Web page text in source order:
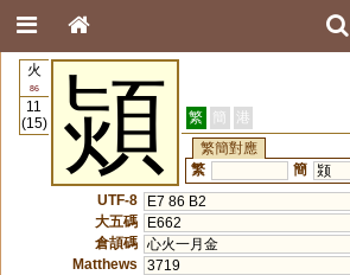
火
86
11
(15)
熲 繁 簡 港
繁簡對應
繁
簡 颎
UTF-8
E7 86 B2
大五碼
E662
倉頡碼 心火一月金
Matthews
3719